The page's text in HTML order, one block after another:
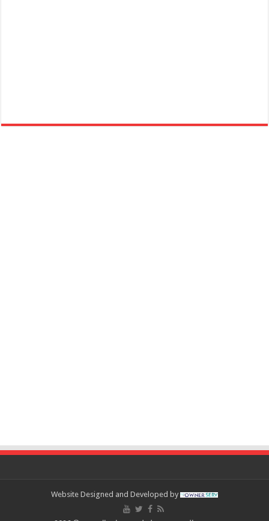
Website Designed and Developed by